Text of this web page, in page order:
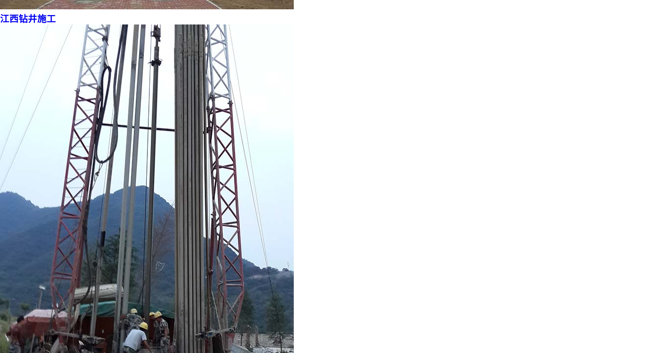
江西钻井施工